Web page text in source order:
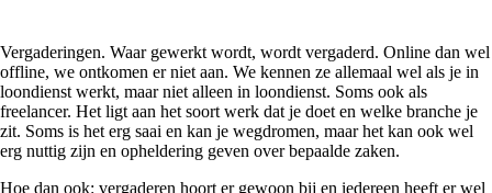
Vergaderingen. Waar gewerkt wordt, wordt vergaderd. Online dan wel
offline, we ontkomen er niet aan. We kennen ze allemaal wel als je in
loondienst werkt, maar niet alleen in loondienst. Soms ook als
freelancer. Het ligt aan het soort werk dat je doet en welke branche je
zit. Soms is het erg saai en kan je wegdromen, maar het kan ook wel
erg nuttig zijn en opheldering geven over bepaalde zaken.
Hoe dan ook: vergaderen hoort er gewoon bij en iedereen heeft er wel